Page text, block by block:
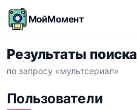
МойМомент
Результаты поиска
по запросу «мультсериал»
Пользователи